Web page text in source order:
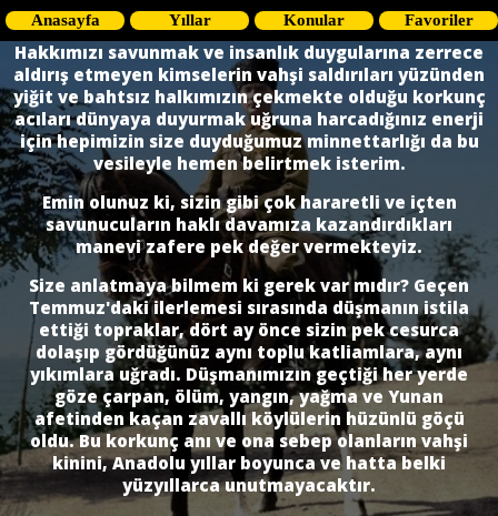
Anasayfa Yıllar Konular Favoriler
Hakkımızı savunmak ve insanlık duygularına zerrece
aldırış etmeyen kimselerin vahşi saldırıları yüzünden
yiğit ve bahtsız halkımızın çekmekte olduğu korkunç
acı­ları dünyaya duyurmak uğruna harcadığınız enerji
için hepimizin size duyduğumuz minnettarlığı da bu
vesileyle hemen belirtmek isterim.
Emin olunuz ki, sizin gibi çok hararetli ve içten
savunucuların haklı davamıza kazandırdıkları
manevi zafere pek değer vermekteyiz.
Size anlatmaya bilmem ki gerek var mıdır? Geçen
Temmuz'daki ilerlemesi sırasında düşmanın istila
ettiği topraklar, dört ay önce sizin pek cesurca
dolaşıp gördü­ğünüz aynı toplu katliamlara, aynı
yıkımlara uğradı. Düşmanımızın geçtiği her yerde
göze çarpan, ölüm, yangın, yağma ve Yunan
afetinden kaçan zavallı köylülerin hüzünlü göçü
oldu. Bu korkunç anı ve ona sebep olanların vahşi
kinini, Anadolu yıllar boyunca ve hatta belki
yüzyıllarca unutmayacaktır.